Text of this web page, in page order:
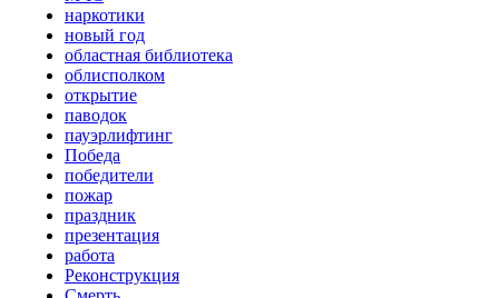
наркотики
новый год
областная библиотека
облисполком
открытие
паводок
пауэрлифтинг
Победа
победители
пожар
праздник
презентация
работа
Реконструкция